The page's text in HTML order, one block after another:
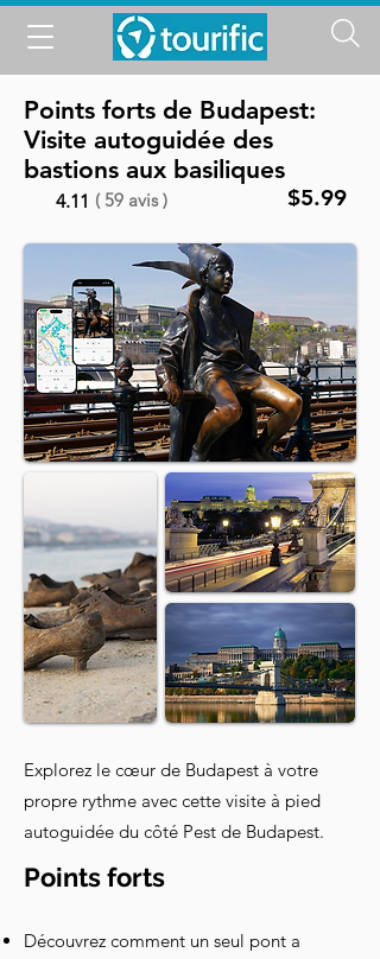
Points forts de Budapest:
Visite autoguidée des
bastions aux basiliques
4.11 ( 59 avis ) $5.99
Explorez le cœur de Budapest à votre
propre rythme avec cette visite à pied
autoguidée du côté Pest de Budapest.
Points forts
Découvrez comment un seul pont a